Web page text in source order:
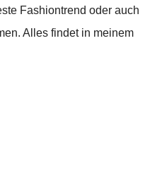
Fashiontrend oder auch
Alles findet in meinem